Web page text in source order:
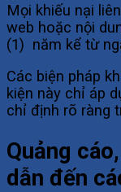
Mọi khiếu nại
web hoặc nội
(1) năm kể từ
Các biện pháp
kiện này chỉ áp
chỉ định rõ ràng
Quảng
dẫn đến